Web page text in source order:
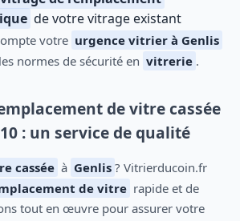
de votre vitrage existant
votre urgence vitrier à Genlis
normes de sécurité en vitrerie .
de vitre cassée
: un service de qualité
cassée à Genlis ? Vitrierducoin.fr
de vitre rapide et de
tout en œuvre pour assurer votre